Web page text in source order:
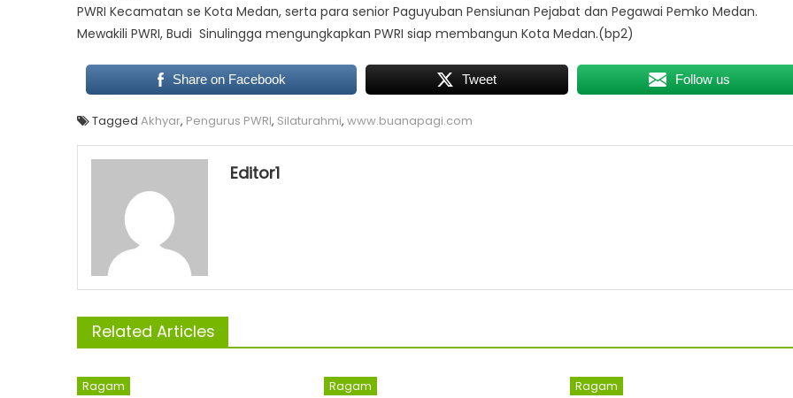
PWRI Kecamatan se Kota Medan, serta para senior Paguyuban Pensiunan Pejabat dan Pegawai Pemko Medan.
Mewakili PWRI, Budi Sinulingga mengungkapkan PWRI siap membangun Kota Medan.(bp2)
Share on Facebook Tweet Follow us
Tagged Akhyar, Pengurus PWRI, Silaturahmi, www.buanapagi.com
Editor1
Related Articles
Ragam Ragam Ragam